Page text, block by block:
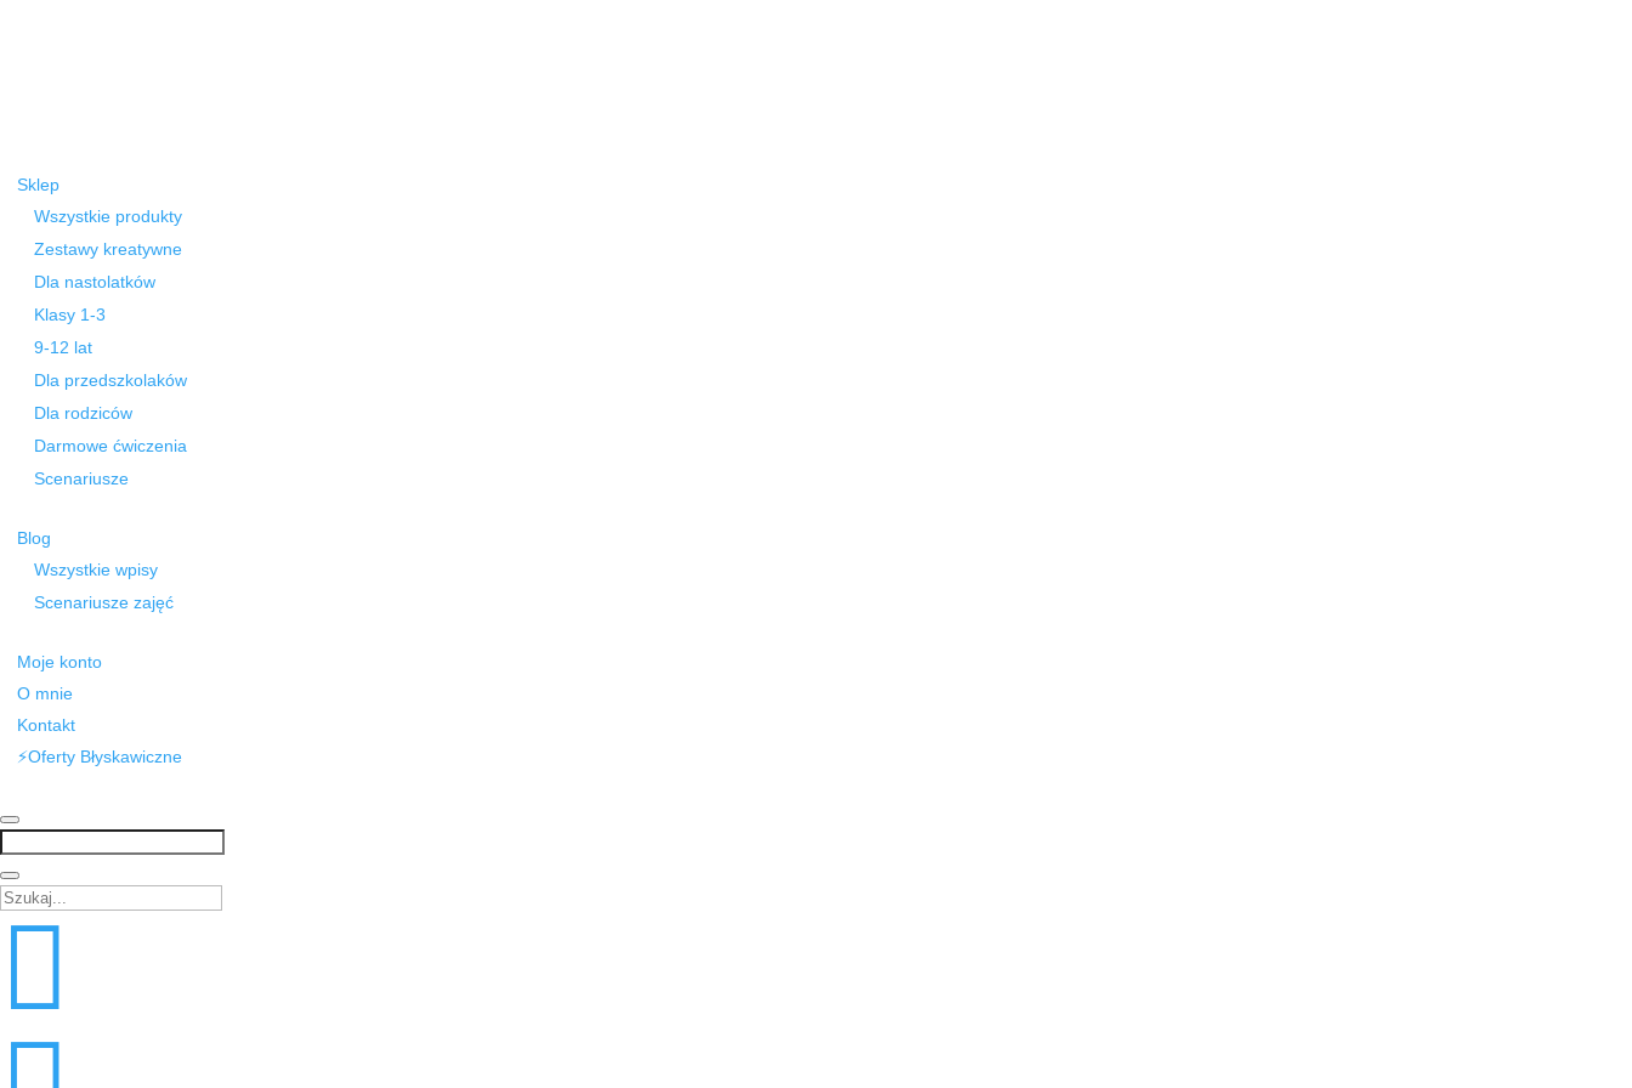
Sklep
Wszystkie produkty
Zestawy kreatywne
Dla nastolatków
Klasy 1-3
9-12 lat
Dla przedszkolaków
Dla rodziców
Darmowe ćwiczenia
Scenariusze
Blog
Wszystkie wpisy
Scenariusze zajęć
Moje konto
O mnie
Kontakt
⚡Oferty Błyskawiczne
Szukaj:
